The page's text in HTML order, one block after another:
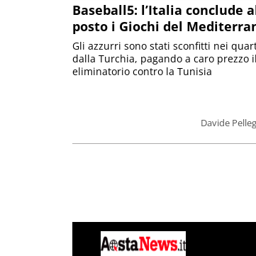
Baseball5: l’Italia conclude
posto i Giochi del
Davide
Gli azzurri sono stati sconfitti nei
dalla Turchia, pagando a caro prezzo
eliminatorio contro la Tunisia